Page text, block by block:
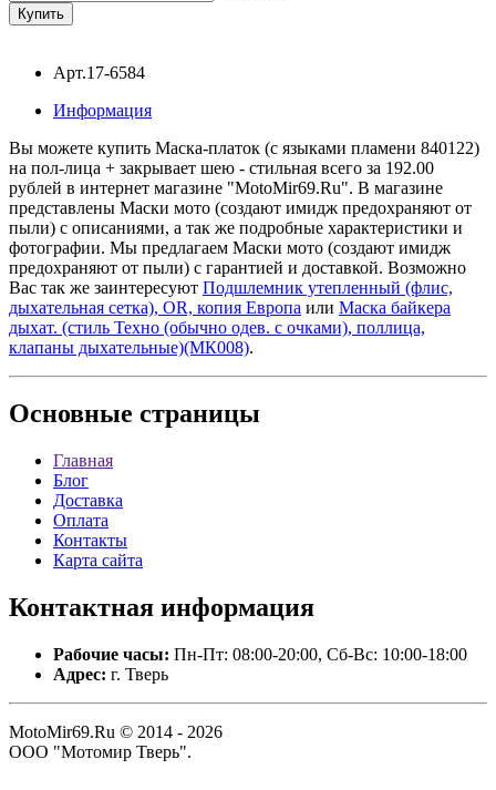
Арт.17-6584
Информация
Вы можете купить Маска-платок (с языками пламени 840122)
на пол-лица + закрывает шею - стильная всего за 192.00
рублей в интернет магазине "MotoMir69.Ru". В магазине
представлены Маски мото (создают имидж предохраняют от
пыли) с описаниями, а так же подробные характеристики и
фотографии. Мы предлагаем Маски мото (создают имидж
предохраняют от пыли) с гарантией и доставкой. Возможно
Вас так же заинтересуют Подшлемник утепленный (флис,
дыхательная сетка), OR, копия Европа или Маска байкера
дыхат. (стиль Техно (обычно одев. с очками), поллица,
клапаны дыхательные)(МК008).
Основные страницы
Главная
Блог
Доставка
Оплата
Контакты
Карта сайта
Контактная информация
Рабочие часы: Пн-Пт: 08:00-20:00, Сб-Вс: 10:00-18:00
Адрес: г. Тверь
MotoMir69.Ru © 2014 - 2026
ООО "Мотомир Тверь".